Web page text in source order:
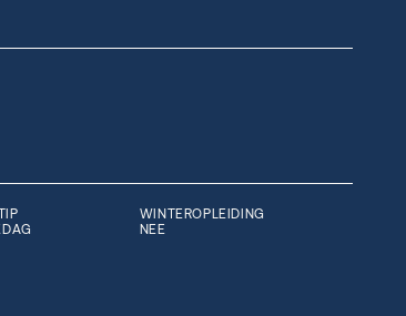
WINTEROPLEIDING
NEE